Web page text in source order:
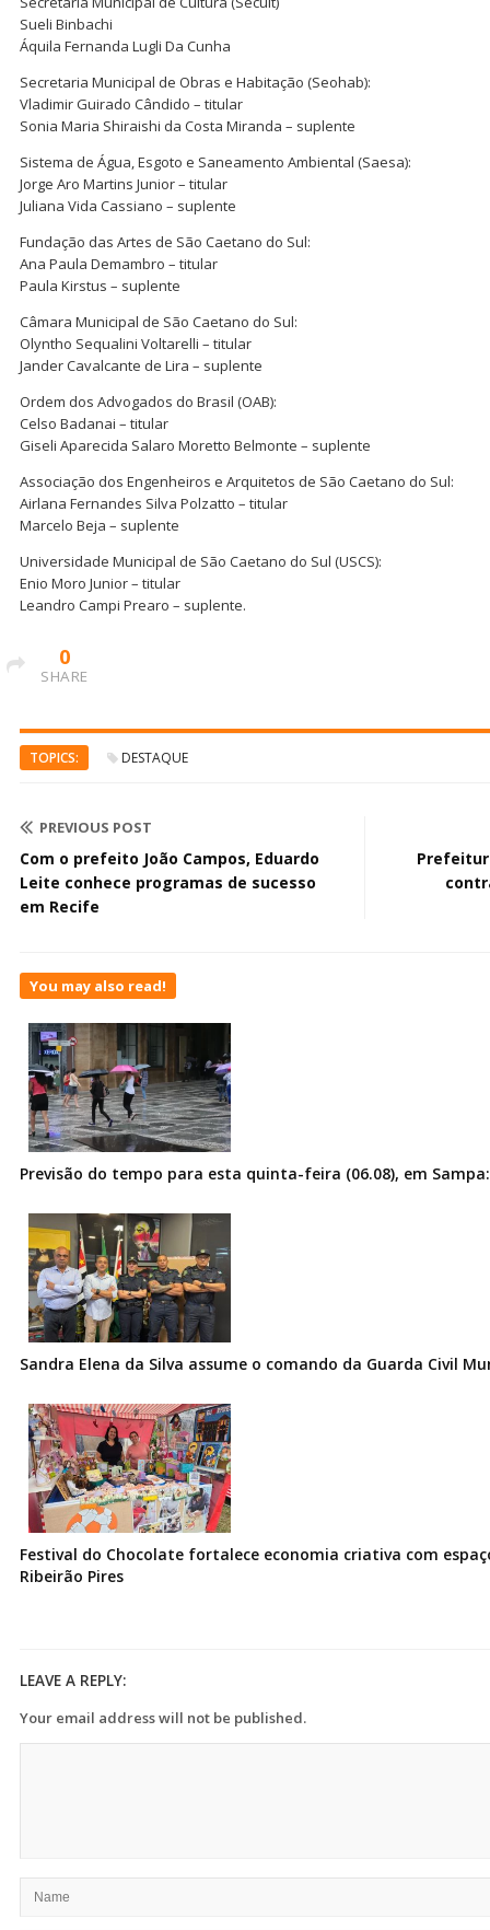
Sueli Binbachi
Áquila Fernanda Lugli Da Cunha
Secretaria Municipal de Obras e Habitação (Seohab):
Vladimir Guirado Cândido – titular
Sonia Maria Shiraishi da Costa Miranda – suplente
Sistema de Água, Esgoto e Saneamento Ambiental (Saesa):
Jorge Aro Martins Junior – titular
Juliana Vida Cassiano – suplente
Fundação das Artes de São Caetano do Sul:
Ana Paula Demambro – titular
Paula Kirstus – suplente
Câmara Municipal de São Caetano do Sul:
Olyntho Sequalini Voltarelli – titular
Jander Cavalcante de Lira – suplente
Ordem dos Advogados do Brasil (OAB):
Celso Badanai – titular
Giseli Aparecida Salaro Moretto Belmonte – suplente
Associação dos Engenheiros e Arquitetos de São Caetano do Sul:
Airlana Fernandes Silva Polzatto – titular
Marcelo Beja – suplente
Universidade Municipal de São Caetano do Sul (USCS):
Enio Moro Junior – titular
Leandro Campi Prearo – suplente.
0
SHARE
TOPICS: DESTAQUE
PREVIOUS POST
Com o prefeito João Campos, Eduardo
Leite conhece programas de sucesso
em Recife
You may also read!
Previsão do tempo para esta quinta-feira (06.08), em
Sandra Elena da Silva assume o comando da Guarda Civil
Festival do Chocolate fortalece economia criativa com
Ribeirão Pires
LEAVE A REPLY:
Your email address will not be published.